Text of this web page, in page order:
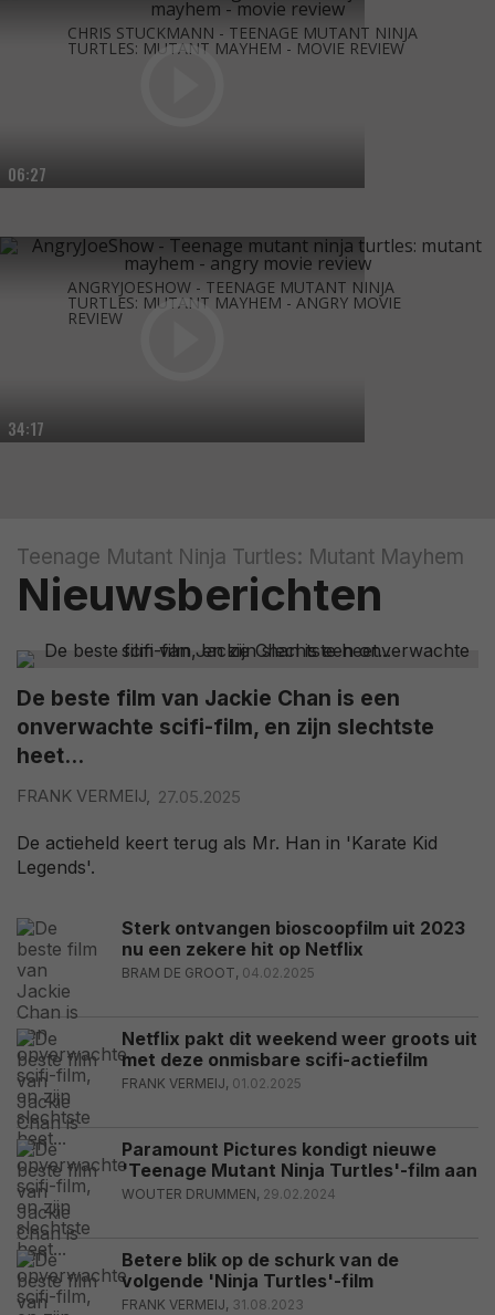
06:27
CHRIS STUCKMANN - TEENAGE MUTANT NINJA
TURTLES: MUTANT MAYHEM - MOVIE REVIEW
34:17
ANGRYJOESHOW - TEENAGE MUTANT NINJA
TURTLES: MUTANT MAYHEM - ANGRY MOVIE
REVIEW
Teenage Mutant Ninja Turtles: Mutant Mayhem
Nieuwsberichten
De beste film van Jackie Chan is een
onverwachte scifi-film, en zijn slechtste
heet...
FRANK VERMEIJ, 27.05.2025
De actieheld keert terug als Mr. Han in 'Karate Kid
Legends'.
Sterk ontvangen bioscoopfilm uit 2023
nu een zekere hit op Netflix
BRAM DE GROOT, 04.02.2025
Netflix pakt dit weekend weer groots uit
met deze onmisbare scifi-actiefilm
FRANK VERMEIJ, 01.02.2025
Paramount Pictures kondigt nieuwe
'Teenage Mutant Ninja Turtles'-film aan
WOUTER DRUMMEN, 29.02.2024
Betere blik op de schurk van de
volgende 'Ninja Turtles'-film
FRANK VERMEIJ, 31.08.2023